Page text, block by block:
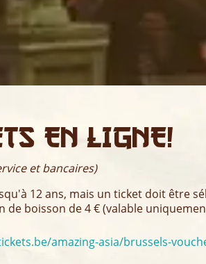
EN LIGNE!
et bancaires)
12 ans, mais un ticket doit être
boisson de 4 € (valable
amazing-asia/brussels-